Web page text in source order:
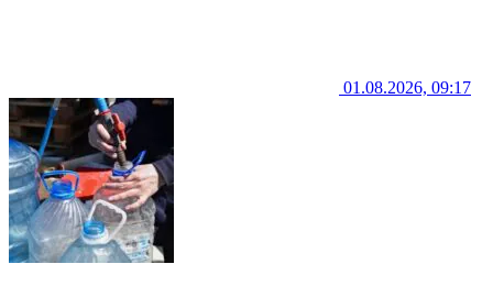
01.08.2026, 09:17